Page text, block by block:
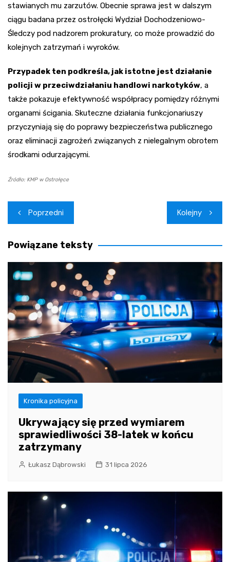
stawianych mu zarzutów. Obecnie sprawa jest w dalszym
ciągu badana przez ostrołęcki Wydział Dochodzeniowo-
Śledczy pod nadzorem prokuratury, co może prowadzić do
kolejnych zatrzymań i wyroków.
Przypadek ten podkreśla, jak istotne jest działanie
policji w przeciwdziałaniu handlowi narkotyków, a
także pokazuje efektywność współpracy pomiędzy różnymi
organami ścigania. Skuteczne działania funkcjonariuszy
przyczyniają się do poprawy bezpieczeństwa publicznego
oraz eliminacji zagrożeń związanych z nielegalnym obrotem
środkami odurzającymi.
Źródło: KMP w Ostrołęce
Nawigacja
wpisu
Poprzedni Kolejny
Powiązane teksty
Kronika policyjna
Ukrywający się przed wymiarem
sprawiedliwości 38-latek w końcu
zatrzymany
Łukasz Dąbrowski 31 lipca 2026